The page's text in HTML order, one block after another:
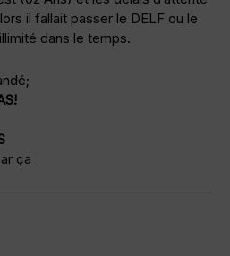
il fallait passer le DELF ou le
dans le temps.
ça